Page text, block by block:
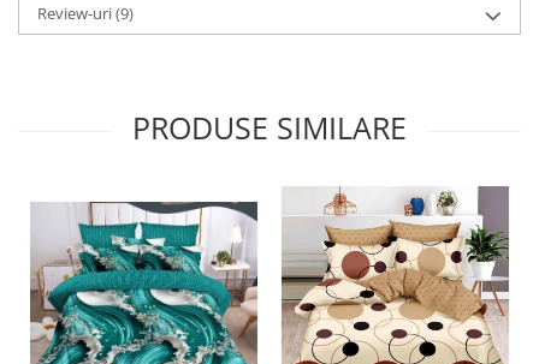
Review-uri(9)
PRODUSE SIMILARE